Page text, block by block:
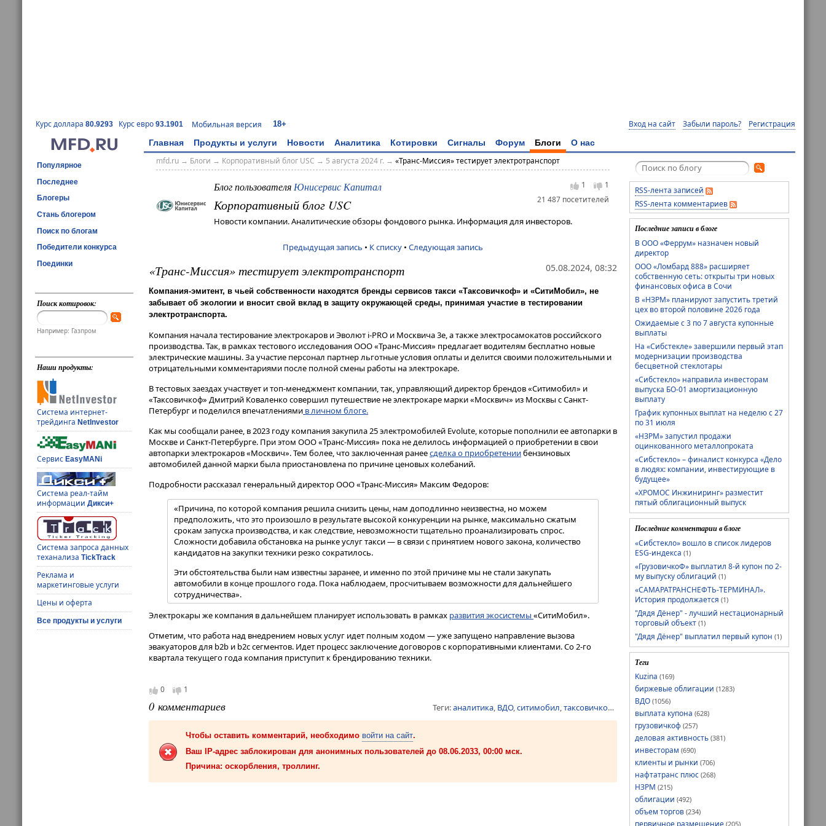
Курс доллара 80.9293 Курс евро 93.1901 Мобильная версия 18+ Вход на сайт Забыли пароль? Регистрация
Главная Продукты и услуги Новости Аналитика Котировки Сигналы Форум Блоги О нас
Популярное
Последнее
Блогеры
Стань блогером
Поиск по блогам
Победители конкурса
Поединки
Поиск котировок:
Например: Газпром
Наши продукты:
Система интернет-
трейдингаNetInvestor
СервисEasyMANi
Система реал-тайм
информацииДикси+
Система запроса данных
теханализаTickTrack
Реклама и
маркетинговые услуги
Цены и оферта
Все продукты и услуги
mfd.ru→ Блоги → Корпоративный блог USC → 5 августа 2024 г. → «Транс-Миссия» тестирует электротранспорт
1
1
21 487 посетителей
Блог пользователяЮнисервис Капитал
Корпоративный блог USC
Новости компании. Аналитические обзоры фондового рынка. Информация для инвесторов.
Предыдущая запись • К списку • Следующая запись
05.08.2024, 08:32
«Транс-Миссия» тестирует электротранспорт
Компания-эмитент, в чьей собственности находятся бренды сервисов такси «Таксовичкоф» и «СитиМобил», не
забывает об экологии и вносит свой вклад в защиту окружающей среды, принимая участие в тестировании
электротранспорта.
Компания начала тестирование электрокаров и Эволют i-PRO и Москвича 3е, а также электросамокатов российского
производства. Так, в рамках тестового исследования ООО «Транс-Миссия» предлагает водителям бесплатно новые
электрические машины. За участие персонал партнер льготные условия оплаты и делится своими положительными и
отрицательными комментариями после полной смены работы на электрокаре.
В тестовых заездах участвует и топ-менеджмент компании, так, управляющий директор брендов «Ситимобил» и
«Таксовичкоф» Дмитрий Коваленко совершил путешествие не электрокаре марки «Москвич» из Москвы с Санкт-
Петербург и поделился впечатлениями в личном блоге.
Как мы сообщали ранее, в 2023 году компания закупила 25 электромобилей Evolute, которые пополнили ее автопарки в
Москве и Санкт-Петербурге. При этом ООО «Транс-Миссия» пока не делилось информацией о приобретении в свои
автопарки электрокаров «Москвич». Тем более, что заключенная ранеесделка о приобретениибензиновых
автомобилей данной марки была приостановлена по причине ценовых колебаний.
Подробности рассказал генеральный директор ООО «Транс-Миссия» Максим Федоров:
«Причина, по которой компания решила снизить цены, нам доподлинно неизвестна, но можем
предположить, что это произошло в результате высокой конкуренции на рынке, максимально сжатым
срокам запуска производства, и как следствие, невозможности тщательно проанализировать спрос.
Сложности добавила обстановка на рынке услуг такси — в связи с принятием нового закона, количество
кандидатов на закупки техники резко сократилось.
Эти обстоятельства были нам известны заранее, и именно по этой причине мы не стали закупать
автомобили в конце прошлого года. Пока наблюдаем, просчитываем возможности для дальнейшего
сотрудничества».
Электрокары же компания в дальнейшем планирует использовать в рамках развития экосистемы «СитиМобил».
Отметим, что работа над внедрением новых услуг идет полным ходом — уже запущено направление вызова
эвакуаторов для b2b и b2c сегментов. Идет процесс заключение договоров с корпоративными клиентами. Со 2-го
квартала текущего года компания приступит к брендированию техники.
0 1
Теги:аналитика, ВДО,ситимобил,таксовичкоф , Транс-миссия
0 комментариев
Чтобы оставить комментарий, необходимо войти на сайт.
Ваш IP-адрес заблокирован для анонимных пользователей до 08.06.2033, 00:00 мск.
Причина: оскорбления, троллинг.
RSS-лента записей
RSS-лента комментариев
Последние записи в блоге
В ООО «Феррум» назначен новый
директор
ООО «Ломбард 888» расширяет
собственную сеть: открыты три новых
финансовых офиса в Сочи
В «НЗРМ» планируют запустить третий
цех во второй половине 2026 года
Ожидаемые с 3 по 7 августа купонные
выплаты
На «Сибстекле» завершили первый этап
модернизации производства
бесцветной стеклотары
«Сибстекло» направила инвесторам
выпуска БО-01 амортизационную
выплату
График купонных выплат на неделю с 27
по 31 июля
«НЗРМ» запустил продажи
оцинкованного металлопроката
«Сибстекло» – финалист конкурса «Дело
в людях: компании, инвестирующие в
будущее»
«ХРОМОС Инжиниринг» разместит
пятый облигационный выпуск
Последние комментарии в блоге
«Сибстекло» вошло в список лидеров
ESG-индекса (1)
«ГрузовичкоФ» выплатил 8-й купон по 2-
му выпуску облигаций (1)
«САМАРАТРАНСНЕФТЬ-ТЕРМИНАЛ».
История продолжается (1)
"Дядя Дёнер" - лучший нестационарный
торговый объект (1)
"Дядя Дёнер" выплатил первый купон (1)
Теги
Kuzina (169)
биржевые облигации (1283)
ВДО (1056)
выплата купона (628)
грузовичкоф (257)
деловая активность (381)
инвесторам (690)
клиенты и рынки (706)
нафтатранс плюс (268)
НЗРМ (215)
облигации (492)
объем торгов (234)
первичное размещение (205)